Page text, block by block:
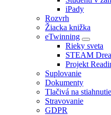
iPady
Rozvrh
Žiacka knižka
eTwinning
Rieky sveta
STEAM
Projekt
Suplovanie
Dokumenty
Tlačivá na stiahnutie
Stravovanie
GDPR